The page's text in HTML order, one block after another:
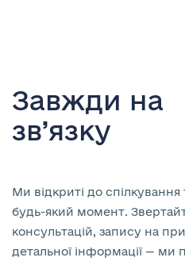
Завжди на
зв’язку
Ми відкриті до
будь-який момент.
консультацій, запису на
детальної інформації — ми